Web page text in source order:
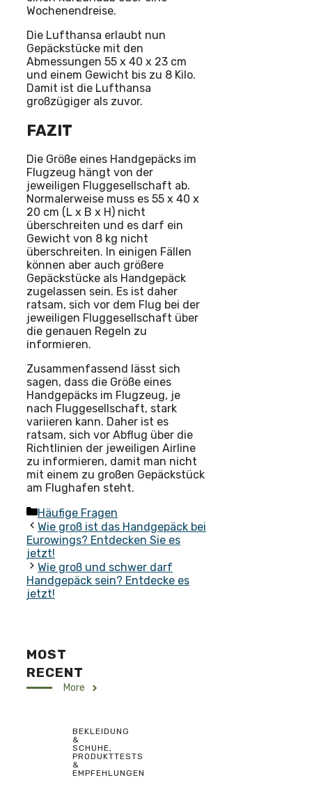
Wochenendreise.
Die Lufthansa erlaubt nun
Gepäckstücke mit den
Abmessungen 55 x 40 x 23 cm
und einem Gewicht bis zu 8 Kilo.
Damit ist die Lufthansa
großzügiger als zuvor.
FAZIT
Die Größe eines Handgepäcks im
Flugzeug hängt von der
jeweiligen Fluggesellschaft ab.
Normalerweise muss es 55 x 40 x
20 cm (L x B x H) nicht
überschreiten und es darf ein
Gewicht von 8 kg nicht
überschreiten. In einigen Fällen
können aber auch größere
Gepäckstücke als Handgepäck
zugelassen sein. Es ist daher
ratsam, sich vor dem Flug bei der
jeweiligen Fluggesellschaft über
die genauen Regeln zu
informieren.
Zusammenfassend lässt sich
sagen, dass die Größe eines
Handgepäcks im Flugzeug, je
nach Fluggesellschaft, stark
variieren kann. Daher ist es
ratsam, sich vor Abflug über die
Richtlinien der jeweiligen Airline
zu informieren, damit man nicht
mit einem zu großen Gepäckstück
am Flughafen steht.
Kategorien
Häufige Fragen
Wie groß ist das Handgepäck bei
Eurowings? Entdecken Sie es
jetzt!
Wie groß und schwer darf
Handgepäck sein? Entdecke es
jetzt!
MOST
RECENT
More
BEKLEIDUNG
&
SCHUHE,
PRODUKTTESTS
&
EMPFEHLUNGEN